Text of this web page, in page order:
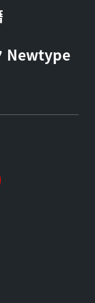
Newtype